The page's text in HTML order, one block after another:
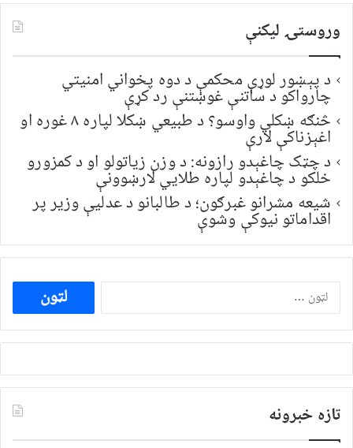
وروستۍ ليکنې
د پېښور لوړې محکمې د دوه پخواني امنیتي
چارواکو د ساتنې غوښتنې رد کړې
څنګه ښکلي واوسو؟ د طبیعي ښکلا لپاره ۸ غوره او
اغېزناکې لارې
د چټک چاغېدو رازونه: د وزن زیاتولو او د کمزورو
خلکو د چاغېدو لپاره طلایي لارښوونې
شیعه مشرانو غبرګون؛ د طالبانو د عدلیې وزیر پر
اقداماتو نیوکې وشوې
ددی
لپاره
لټون:
تازه خبرونه